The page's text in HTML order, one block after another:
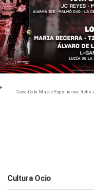
Coca-Cola Music Experience
Cultura Ocio